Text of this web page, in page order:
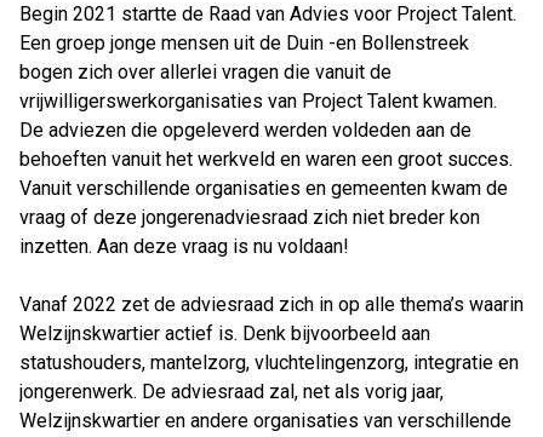
Begin 2021 startte de Raad van Advies voor Project Talent.
Een groep jonge mensen uit de Duin -en Bollenstreek
bogen zich over allerlei vragen die vanuit de
vrijwilligerswerkorganisaties van Project Talent kwamen.
De adviezen die opgeleverd werden voldeden aan de
behoeften vanuit het werkveld en waren een groot succes.
Vanuit verschillende organisaties en gemeenten kwam de
vraag of deze jongerenadviesraad zich niet breder kon
inzetten. Aan deze vraag is nu voldaan!
Vanaf 2022 zet de adviesraad zich in op alle thema’s waarin
Welzijnskwartier actief is. Denk bijvoorbeeld aan
statushouders, mantelzorg, vluchtelingenzorg, integratie en
jongerenwerk. De adviesraad zal, net als vorig jaar,
Welzijnskwartier en andere organisaties van verschillende